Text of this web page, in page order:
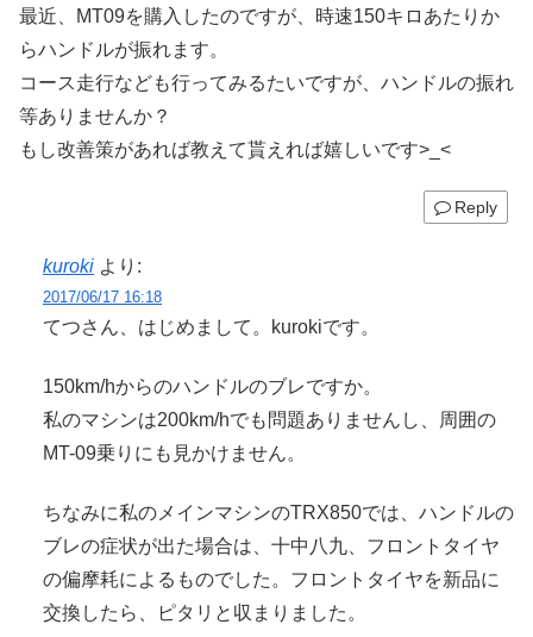
最近、MT09を購入したのですが、時速150キロあたりか
らハンドルが振れます。
コース走行なども行ってみるたいですが、ハンドルの振れ
等ありませんか？
もし改善策があれば教えて貰えれば嬉しいです>_<
Reply
kuroki より:
2017/06/17 16:18
てつさん、はじめまして。kurokiです。
150km/hからのハンドルのブレですか。
私のマシンは200km/hでも問題ありませんし、周囲の
MT-09乗りにも見かけません。
ちなみに私のメインマシンのTRX850では、ハンドルの
ブレの症状が出た場合は、十中八九、フロントタイヤ
の偏摩耗によるものでした。フロントタイヤを新品に
交換したら、ピタリと収まりました。